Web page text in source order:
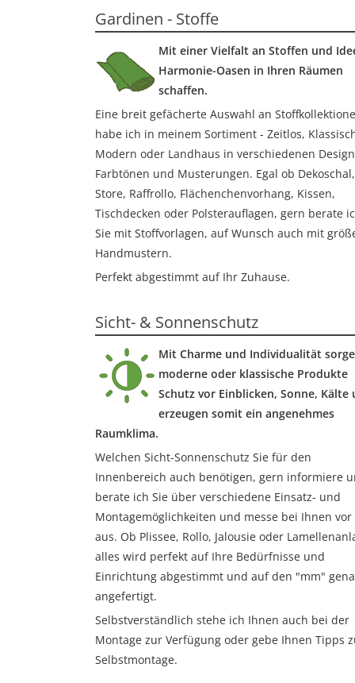
Gardinen - Stoffe
Mit einer Vielfalt an Stoffen und
Harmonie-Oasen in Ihren Räumen
schaffen.
Eine breit gefächerte Auswahl an
habe ich in meinem Sortiment - Zeitlos,
Modern oder Landhaus in verschiedenen
Farbtönen und Musterungen. Egal ob Dekoschal,
Store, Raffrollo, Flächenchenvorhang, Kissen,
Tischdecken oder Polsterauflagen, gern berate
Sie mit Stoffvorlagen, auf Wunsch auch mit
Handmustern.
Perfekt abgestimmt auf Ihr Zuhause.
Sicht- & Sonnenschutz
Mit Charme und Individualität
moderne oder klassische Produkte
Schutz vor Einblicken, Sonne, Kälte
erzeugen somit ein angenehmes
Raumklima.
Welchen Sicht-Sonnenschutz Sie für den
Innenbereich auch benötigen, gern informiere
berate ich Sie über verschiedene Einsatz- und
Montagemöglichkeiten und messe bei Ihnen
aus. Ob Plissee, Rollo, Jalousie oder
alles wird perfekt auf Ihre Bedürfnisse und
Einrichtung abgestimmt und auf den "mm"
angefertigt.
Selbstverständlich stehe ich Ihnen auch bei der
Montage zur Verfügung oder gebe Ihnen Tipps
Selbstmontage.